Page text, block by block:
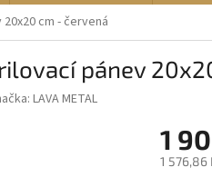
20x20 cm - červená
pánev
LAVA METAL
1
1 576,86